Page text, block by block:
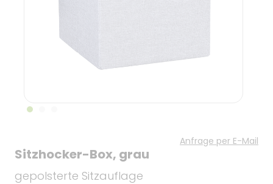
Sitzhocker-Box, grau
gepolsterte Sitzauflage
Anfrage per E-Mail